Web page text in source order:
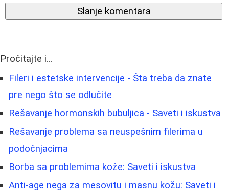
Slanje komentara
Pročitajte i...
Fileri i estetske intervencije - Šta treba da znate
pre nego što se odlučite
Rešavanje hormonskih bubuljica - Saveti i iskustva
Rešavanje problema sa neuspešnim filerima u
podočnjacima
Borba sa problemima kože: Saveti i iskustva
Anti-age nega za mesovitu i masnu kožu: Saveti i